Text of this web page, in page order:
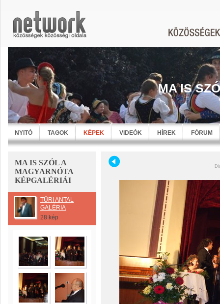
MA IS
NYITÓ TAGOK KÉPEK VIDEÓK HÍREK FÓRUM
MA IS SZÓL A
MAGYARNÓTA
KÉPGALÉRIÁI
TŰRI ANTAL
GALÉRIA
28 kép